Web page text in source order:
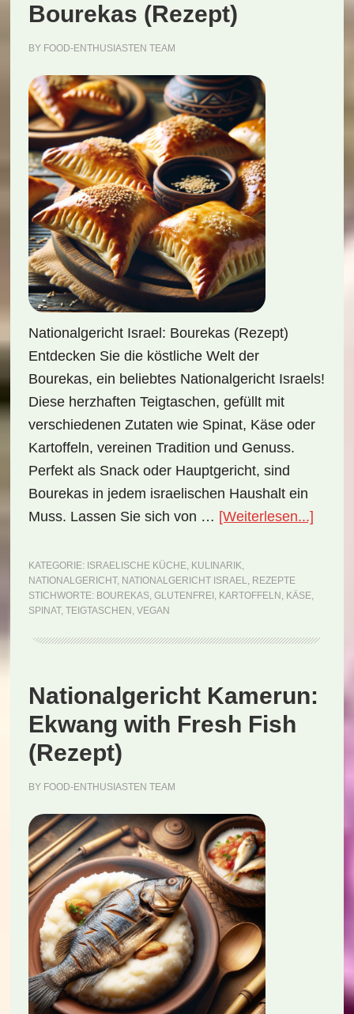
Bourekas (Rezept)
BY FOOD-ENTHUSIASTEN TEAM
Nationalgericht Israel: Bourekas (Rezept)
Entdecken Sie die köstliche Welt der
Bourekas, ein beliebtes Nationalgericht Israels!
Diese herzhaften Teigtaschen, gefüllt mit
verschiedenen Zutaten wie Spinat, Käse oder
Kartoffeln, vereinen Tradition und Genuss.
Perfekt als Snack oder Hauptgericht, sind
Bourekas in jedem israelischen Haushalt ein
Muss. Lassen Sie sich von … [Weiterlesen...]
KATEGORIE: ISRAELISCHE KÜCHE, KULINARIK,
NATIONALGERICHT, NATIONALGERICHT ISRAEL, REZEPTE
STICHWORTE: BOUREKAS, GLUTENFREI , KARTOFFELN , KÄSE,
SPINAT, TEIGTASCHEN , VEGAN
Nationalgericht Kamerun:
Ekwang with Fresh Fish
(Rezept)
BY FOOD-ENTHUSIASTEN TEAM